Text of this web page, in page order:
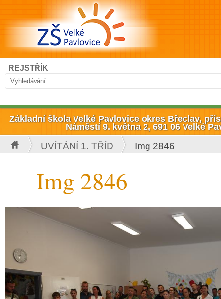
Přejít k hlavnímu obsahu
Vyhledávání
Hledat
REJSTŘÍK
Základní škola Velké Pavlovice okres Břeclav,
Náměstí 9. května 2, 691 06 Velké
Jste zde
UVÍTÁNÍ 1. TŘÍD Img 2846
Img 2846